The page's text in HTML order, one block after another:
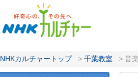
NHKカルチャートップ > 千葉教室 > 音